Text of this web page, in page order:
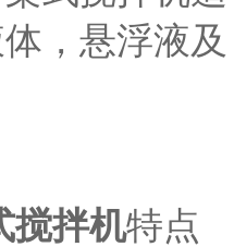
，悬浮液及
搅拌机特点